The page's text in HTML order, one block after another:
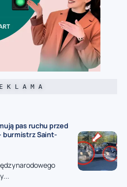
K L A M A
pas ruchu przed
burmistrz Saint-